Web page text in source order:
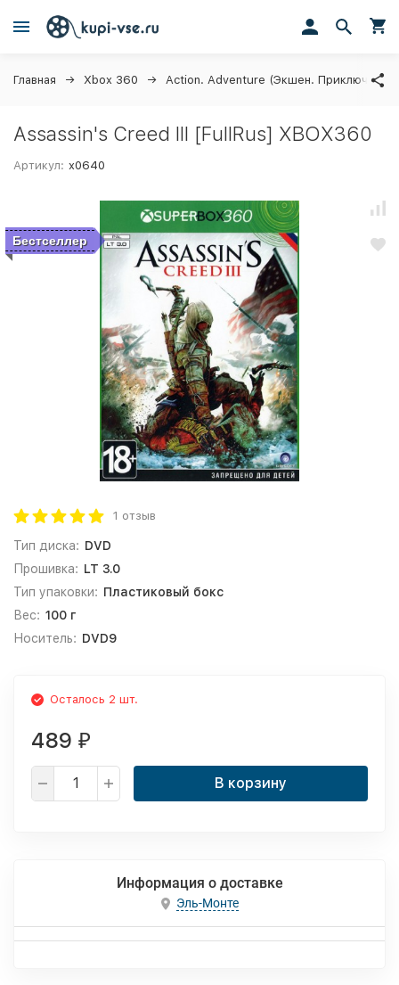
Главная Xbox 360 Action. Adventure (Экшен. Приключения)
Assassin's Creed III [FullRus] XBOX360
Артикул: x0640
Бестселлер
1 отзыв
Тип диска: DVD
Прошивка: LT 3.0
Тип упаковки: Пластиковый бокс
Вес: 100 г
Носитель: DVD9
Осталось 2 шт.
489 ₽
В корзину
Информация о доставке
Эль-Монте